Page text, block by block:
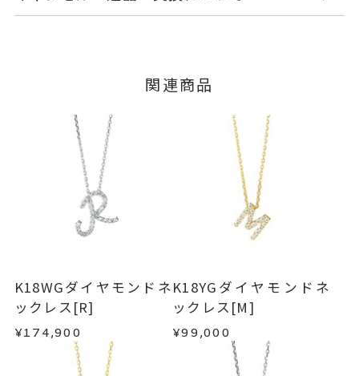
石
ダイヤモンド0.05ct
チェーン全長(取り外し不可) 40c
トップ 縦：約7.3mm 横：約7.1
カテゴリー
ダイヤモンド
刻印
ご注文およびご入金確認後、以下の日程にて発送
■お届け目安が「3営業日以内に発送」の商品
例：金曜日17時までのご注文→翌週火曜日までに
発送いたします。
■お届け目安が「約1ヶ月半以内～」の商品
ご注文いただいてから在庫状況を確認いたしま
・在庫のご用意ができる場合： 約1週間～1ヶ月以
内を目安に発送いたします。
・受注生産となる場合： 商品ページに記載のある
目安日数を頂戴し、一から製作いたします。
ージの購入履歴一覧よりご注文状況をご確認いた
ご注文状況が「注文済み」の場合に限り、キャ
ンセルを承ります。
メンバーシップ未登録のお客さまは、お問い合
わせフォームよりご連絡ください。
返品・交換以下の場合、商品の返品・交換・返金
・受注生産の商品
・お客さまのお手元で傷や汚れが発生した商品
・到着後ご連絡無く7日以上経過した商品
・刻印をお入れした商品
・販売期間が限定されている商品
関連商品
K18WGダイヤモンドネ
ックレス[R]
¥174,900
K18YGダイヤモンドネ
ックレス[M]
¥99,000